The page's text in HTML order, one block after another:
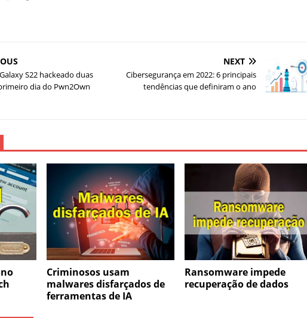
S22 hackeado duas
dia do Pwn2Own
NEXT
Cibersegurança em 2022: 6 principais
tendências que definiram o ano
Criminosos usam
malwares disfarçados de
ferramentas de IA
Ransomware impede
recuperação de dados